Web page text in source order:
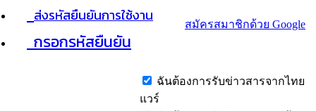
ส่งรหัสยืนยันการใช้งาน
กรอกรหัสยืนยัน
สมัครสมาชิกด้วย Google
ฉันต้องการรับข่าวสารจากไทย
แวร์